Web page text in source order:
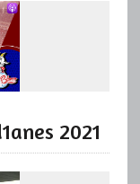
2021